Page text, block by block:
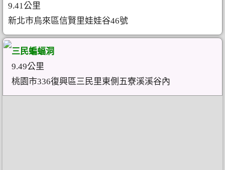
9.41公里
新北市烏來區信賢里娃娃谷46號
三民蝙蝠洞
9.49公里
桃園市336復興區三民里東側五寮溪溪谷內